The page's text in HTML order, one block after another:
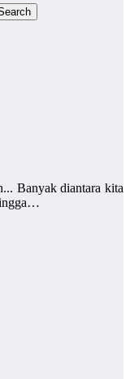
Banyak diantara kita